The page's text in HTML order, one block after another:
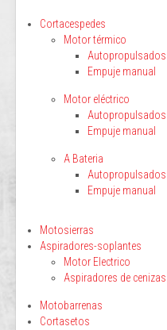
Cortacespedes
Motor térmico
Autopropulsados
Empuje manual
Motor eléctrico
Autopropulsados
Empuje manual
A Bateria
Autopropulsados
Empuje manual
Motosierras
Aspiradores-soplantes
Motor Electrico
Aspiradores de cenizas
Motobarrenas
Cortasetos